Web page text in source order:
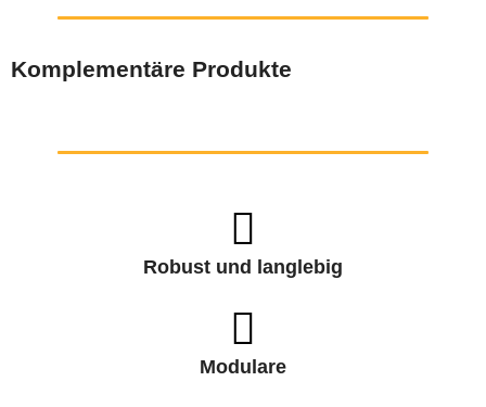
Komplementäre Produkte
Robust und langlebig
Modulare